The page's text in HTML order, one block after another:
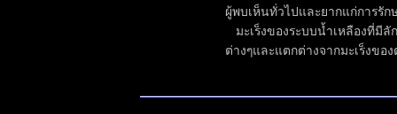
ผู้พบเห็นทั่วไปและยากแก่การรั
มะเร็งของระบบน้ำเหลืองที่มี
ต่างๆและแตกต่างจากมะเร็งขอ